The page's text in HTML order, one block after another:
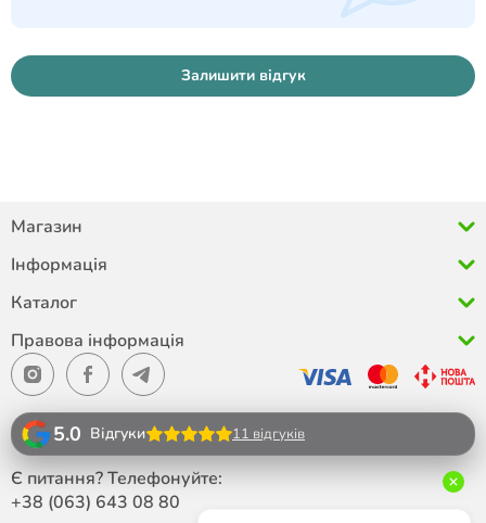
Залишити відгук
Магазин
Інформація
Каталог
Правова інформація
5.0 Відгуки 11 відгуків
Є питання? Телефонуйте:
+38 (063) 643 08 80